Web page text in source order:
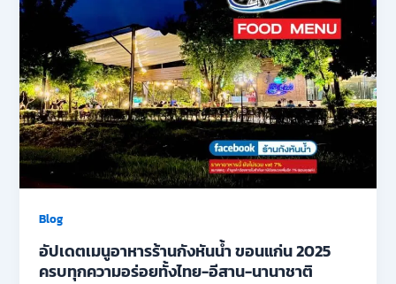
Blog
อัปเดตเมนูอาหารร้านกังหันน้ำ ขอนแก่น 2025
ครบทุกความอร่อยทั้งไทย-อีสาน-นานาชาติ